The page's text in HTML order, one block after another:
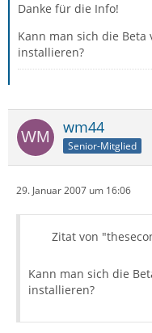
Danke für die Info!
Kann man sich die Beta
installieren?
wm44
Senior-Mitglied
29. Januar 2007 um 16:06
Zitat von
Kann man sich die
installieren?